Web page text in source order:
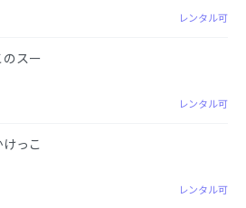
レンタル可
スー
レンタル可
っこ
レンタル可